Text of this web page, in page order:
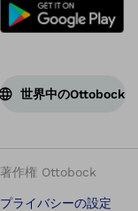
世界中のOttobock
著作権 Ottobock
プライバシーの設定